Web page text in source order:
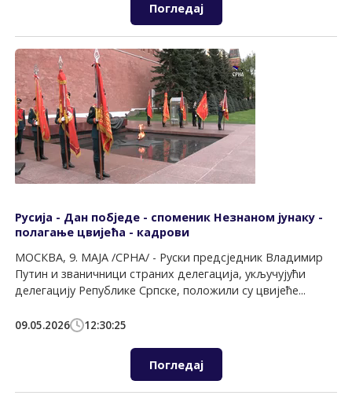
Погледај
Русија - Дан побједе - споменик Незнаном јунаку -
полагање цвијећа - кадрови
МОСКВА, 9. МАЈА /СРНА/ - Руски предсједник Владимир
Путин и званичници страних делегација, укључујући
делегацију Републике Српске, положили су цвијеће...
09.05.2026 12:30:25
Погледај